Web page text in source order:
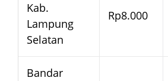
Kab.
Lampung
Selatan
Rp8.000
Bandar